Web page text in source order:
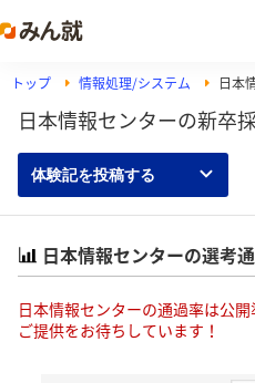
トップ 情報処理/システム 日本
日本情報センターの新卒
体験記を投稿する
日本情報センターの選考
日本情報センターの通過率は公
ご提供をお待ちしています！